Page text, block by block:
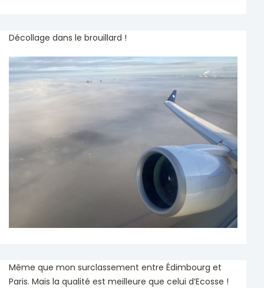
Décollage dans le brouillard !
Même que mon surclassement entre Édimbourg et
Paris. Mais la qualité est meilleure que celui d’Ecosse !